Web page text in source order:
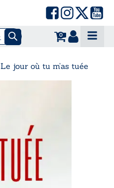
0
Le jour où tu m’as tuée